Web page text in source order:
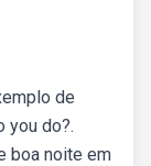
de
you do?.
boa noite em